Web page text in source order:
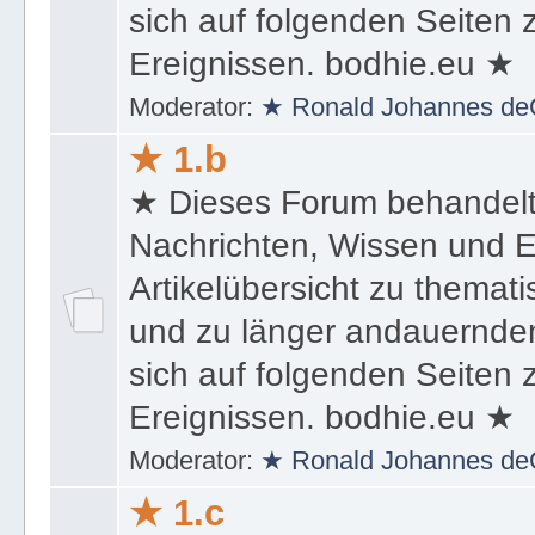
sich auf folgenden Seiten
Ereignissen. bodhie.eu ★
Moderator: ★ Ronald Johannes
★ 1.b
★ Dieses Forum
Nachrichten, Wissen und
Artikelübersicht zu
und zu länger
sich auf folgenden Seiten
Ereignissen. bodhie.eu ★
Moderator: ★ Ronald Johannes
★ 1.c